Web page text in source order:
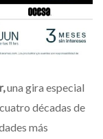
una gira especial
décadas de
más